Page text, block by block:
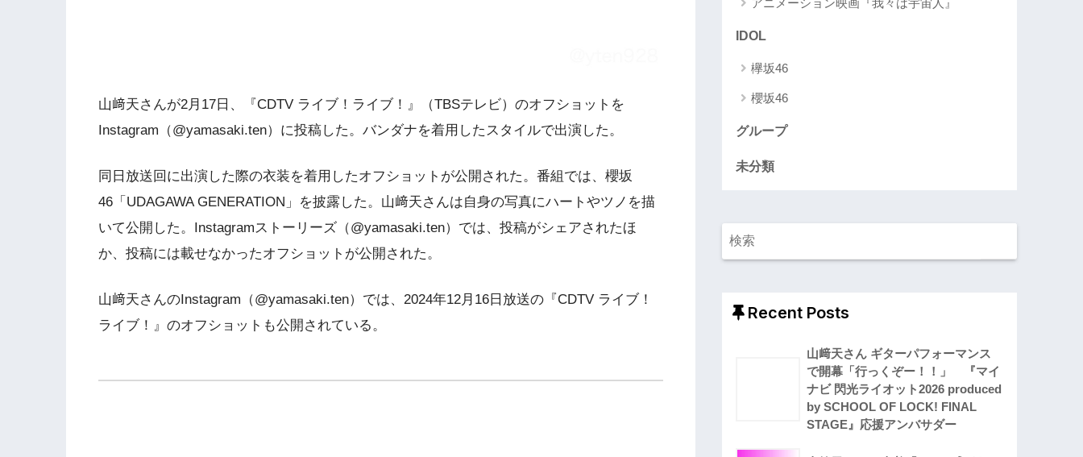
山﨑天さんが2月17日、『CDTV ライブ！ライブ！』（TBSテレビ）のオフショットを
Instagram（@yamasaki.ten）に投稿した。バンダナを着用したスタイルで出演した。
同日放送回に出演した際の衣装を着用したオフショットが公開された。番組では、櫻坂
46「UDAGAWA GENERATION」を披露した。山﨑天さんは自身の写真にハートやツノを描
いて公開した。Instagramストーリーズ（@yamasaki.ten）では、投稿がシェアされたほ
か、投稿には載せなかったオフショットが公開された。
山﨑天さんのInstagram（@yamasaki.ten）では、2024年12月16日放送の『CDTV ライブ！
ライブ！』のオフショットも公開されている。
IDOL
欅坂46
櫻坂46
グループ
未分類
Recent Posts
山﨑天さん ギターパフォーマンス
で開幕「行っくぞー！！」 『マイ
ナビ 閃光ライオット2026 produced
by SCHOOL OF LOCK! FINAL
STAGE』応援アンバサダー